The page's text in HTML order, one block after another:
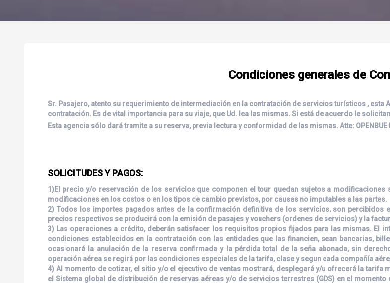
Condiciones generales de
Sr. Pasajero, atento su requerimiento de intermediación en la contratación de servicios turísticos ,
contratación. Es de vital importancia para su viaje, que Ud. lea las mismas. Si está de acuerdo le
Esta agencia sólo dará tramite a su reserva, previa lectura y conformidad de las mismas. Atte: OPENBUE
SOLICITUDES Y PAGOS:
1)El precio y/o reservación de los servicios que componen el tour quedan sujetos a
modificaciones en los costos o en los tipos de cambio previstos, por causas no imputables a las partes.
2) Todos los importes pagados antes de la confirmación definitiva de los servicios, son
precios respectivos se producirá con la emisión de pasajes y vouchers (ordenes de servicios) y la
3) Las operaciones a crédito, deberán satisfacer los requisitos propios fijados para las mismas. El
condiciones establecidos en la contratación con las entidades que las financien, sean bancarias,
ocasionará la anulación de la reserva confirmada y la pérdida total de la seña abonada, sin
operación aérea se regirá por las condiciones especiales de la tarifa, clase y segun cada compañía
4) Al momento de cotizar, el sitio y/o el ejecutivo de ventas mostrará, desplegará y/u ofrecerá la
el Sistema global de distribución de reservas aéreas y/o de servicios terrestres (GDS) en el